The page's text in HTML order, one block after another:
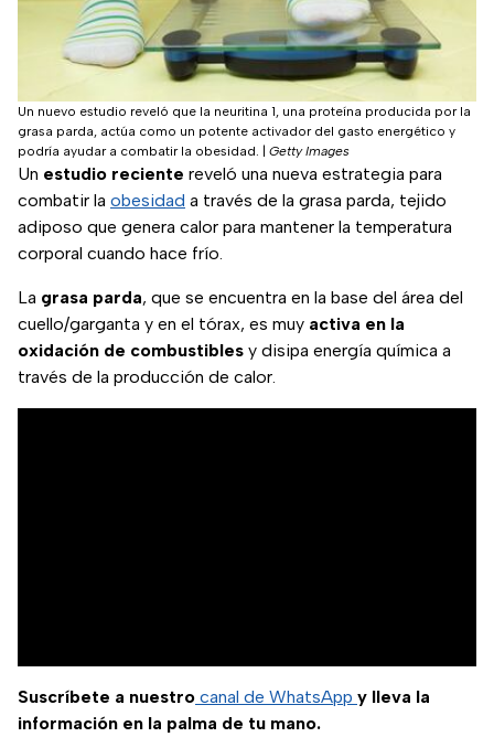
Un nuevo estudio reveló que la neuritina 1, una proteína producida por la
grasa parda, actúa como un potente activador del gasto energético y
podría ayudar a combatir la obesidad.
Getty Images
Un estudio reciente reveló una nueva estrategia para
combatir la obesidad a través de la grasa parda, tejido
adiposo que genera calor para mantener la temperatura
corporal cuando hace frío.
La grasa parda, que se encuentra en la base del área del
cuello/garganta y en el tórax, es muy activa en la
oxidación de combustibles y disipa energía química a
través de la producción de calor.
Suscríbete a nuestro canal de WhatsApp y lleva la
información en la palma de tu mano.